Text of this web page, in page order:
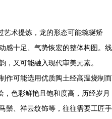
艺术提炼，龙的形态可能蜿蜒矫
感十足、气势恢宏的整体构图。线
，又可能融入现代审美元素。
作可能选用优质陶土经高温烧制而
，色彩鲜艳且饱和度高，历经岁月
鬃、祥云纹饰等，往往需要工匠手